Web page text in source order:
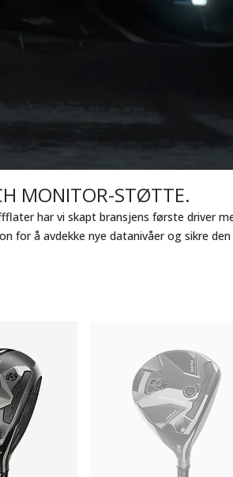
MONITOR-STØTTE.
har vi skapt bransjens første driver
for å avdekke nye datanivåer og sikre